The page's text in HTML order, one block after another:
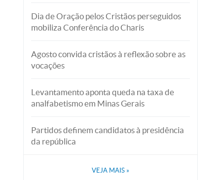
Dia de Oração pelos Cristãos perseguidos
mobiliza Conferência do Charis
Agosto convida cristãos à reflexão sobre as
vocações
Levantamento aponta queda na taxa de
analfabetismo em Minas Gerais
Partidos definem candidatos à presidência
da república
VEJA MAIS »